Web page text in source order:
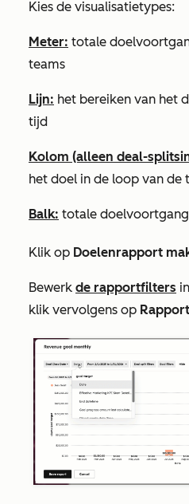
Kies de visualisatietypes:
Meter: totale
teams
Lijn: het bereiken van het
tijd
Kolom (alleen deal-
het doel in de loop van de
Balk: totale
Klik op Doelenrapport
Bewerk de rapportfilters
klik vervolgens op